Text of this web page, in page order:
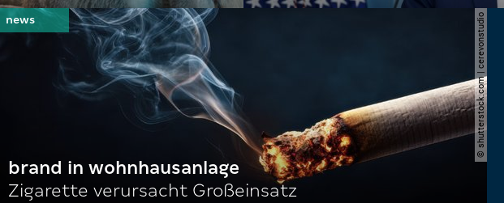
© shutterstock.com | cerevonstudio
brand in wohnhausanlage
Zigarette verursacht Großeinsatz